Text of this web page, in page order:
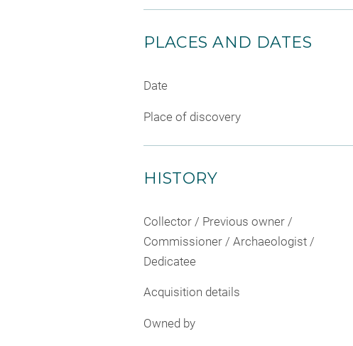
PLACES AND DATES
Date
Place of discovery
HISTORY
Collector / Previous owner /
Commissioner / Archaeologist /
Dedicatee
Acquisition details
Owned by